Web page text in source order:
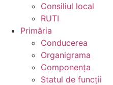
Consiliul local
RUTI
Primăria
Conducerea
Organigrama
Componența
Statul de funcții